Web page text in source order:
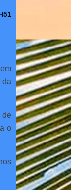
da
de
o